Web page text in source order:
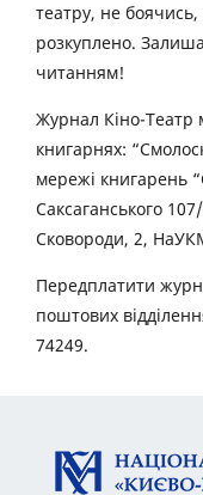
театру, не
розкуплено.
читанням!
Журнал Кіно-Театр
книгарнях:
мережі книгарень
Саксаганського
Сковороди, 2,
Передплатити
поштових
74249.